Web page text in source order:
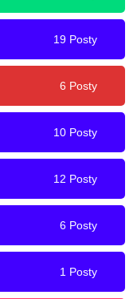
19 Posty
6 Posty
10 Posty
12 Posty
6 Posty
1 Posty